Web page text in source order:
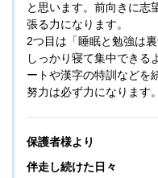
と思います。前向きに志
張る力になります。
2つ目は「睡眠と勉強は
しっかり寝て集中できる
ートや漢字の特訓などを
努力は必ず力になります
保護者様より
伴走し続けた日々